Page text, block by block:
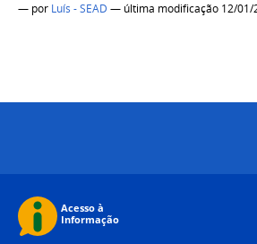
— por Luís - SEAD — última modificação 12/01/